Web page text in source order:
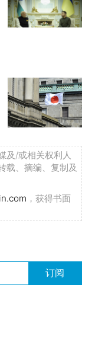
及/或相关权利人
载、摘编、复制及
，获得书面
订阅